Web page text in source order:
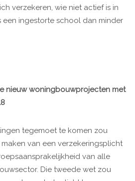
verzekeren, wie niet actief is in
een ingestorte school dan minder
nieuw woningbouwprojecten met
tegemoet te komen zou
van een verzekeringsplicht
van alle
Die tweede wet zou